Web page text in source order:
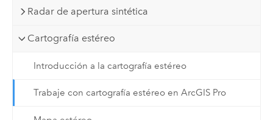
Radar de apertura sintética
Cartografía estéreo
Introducción a la cartografía estéreo
Trabaje con cartografía estéreo en ArcGIS Pro